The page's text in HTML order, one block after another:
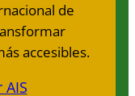
de
accesibles.